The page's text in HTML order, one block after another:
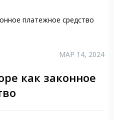
платежное средство
МАР 14, 2024
как законное